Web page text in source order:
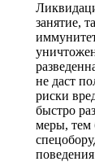
занятие,
не даст
риски
быстро
меры, тем